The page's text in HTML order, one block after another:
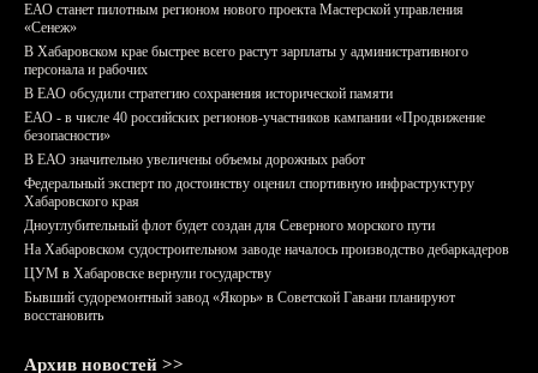
ЕАО станет пилотным регионом нового проекта Мастерской управления
«Сенеж»
В Хабаровском крае быстрее всего растут зарплаты у административного
персонала и рабочих
В ЕАО обсудили стратегию сохранения исторической памяти
ЕАО - в числе 40 российских регионов-участников кампании «Продвижение
безопасности»
В ЕАО значительно увеличены объемы дорожных работ
Федеральный эксперт по достоинству оценил спортивную инфраструктуру
Хабаровского края
Дноуглубительный флот будет создан для Северного морского пути
На Хабаровском судостроительном заводе началось производство дебаркадеров
ЦУМ в Хабаровске вернули государству
Бывший судоремонтный завод «Якорь» в Советской Гавани планируют
восстановить
Архив новостей >>